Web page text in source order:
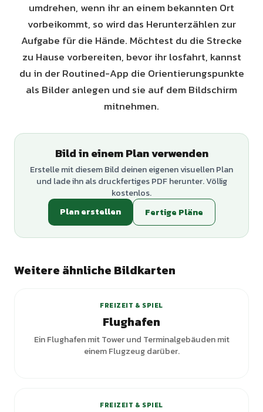
umdrehen, wenn ihr an einem bekannten Ort
vorbeikommt, so wird das Herunterzählen zur
Aufgabe für die Hände. Möchtest du die Strecke
zu Hause vorbereiten, bevor ihr losfahrt, kannst
du in der Routined-App die Orientierungspunkte
als Bilder anlegen und sie auf dem Bildschirm
mitnehmen.
Bild in einem Plan verwenden
Erstelle mit diesem Bild deinen eigenen visuellen Plan
und lade ihn als druckfertiges PDF herunter. Völlig
kostenlos.
Plan erstellen
Fertige Pläne
Weitere ähnliche Bildkarten
FREIZEIT & SPIEL
Flughafen
Ein Flughafen mit Tower und Terminalgebäuden mit
einem Flugzeug darüber.
FREIZEIT & SPIEL